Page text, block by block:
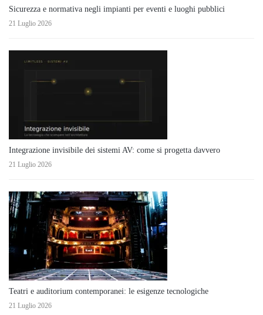
Sicurezza e normativa negli impianti per eventi e luoghi pubblici
21 Luglio 2026
Integrazione invisibile dei sistemi AV: come si progetta davvero
21 Luglio 2026
Teatri e auditorium contemporanei: le esigenze tecnologiche
21 Luglio 2026